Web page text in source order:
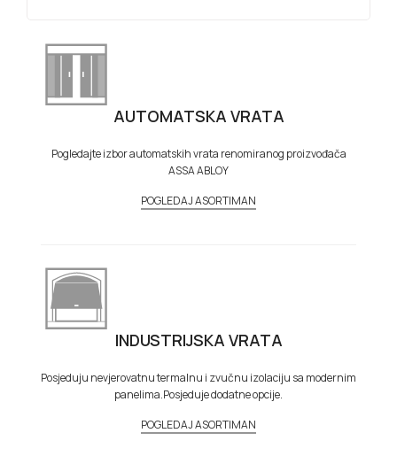
AUTOMATSKA VRATA
Pogledajte izbor automatskih vrata renomiranog proizvođača
ASSA ABLOY
POGLEDAJ ASORTIMAN
INDUSTRIJSKA VRATA
Posjeduju nevjerovatnu termalnu i zvučnu izolaciju sa modernim
panelima.Posjeduje dodatne opcije.
POGLEDAJ ASORTIMAN